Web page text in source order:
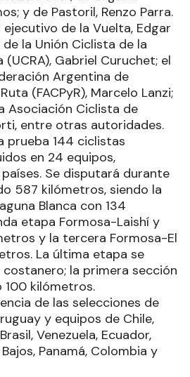
y de Pastoril, Renzo Parra.
de la Vuelta, Edgar
la Unión Ciclista de la
Gabriel Curuchet; el
Argentina de
(FACPyR), Marcelo Lanzi;
Asociación Ciclista de
entre otras autoridades.
prueba 144 ciclistas
en 24 equipos,
Se disputará durante
587 kilómetros, siendo la
Blanca con 134
etapa Formosa-Laishí y
y la tercera Formosa-El
La última etapa se
la primera sección
kilómetros.
de las selecciones de
y equipos de Chile,
Venezuela, Ecuador,
Panamá, Colombia y